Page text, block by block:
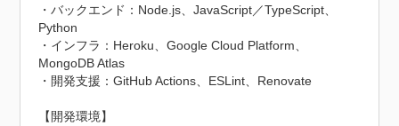
・バックエンド：Node.js、JavaScript／TypeScript、
Python
・インフラ：Heroku、Google Cloud Platform、
MongoDB Atlas
・開発支援：GitHub Actions、ESLint、Renovate
【開発環境】